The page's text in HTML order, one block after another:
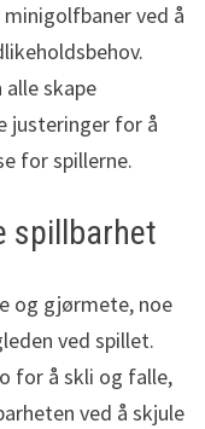
ved å
alle skape
justeringer for å
for spillerne.
spillbarhet
og gjørmete, noe
ved spillet.
for å skli og falle,
ved å skjule